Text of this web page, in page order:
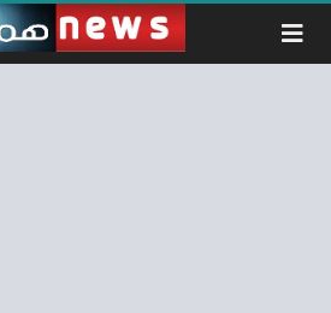
التخطي إلى المحتوى